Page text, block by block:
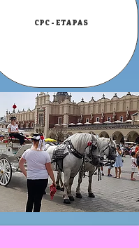
CPC - ETAPAS